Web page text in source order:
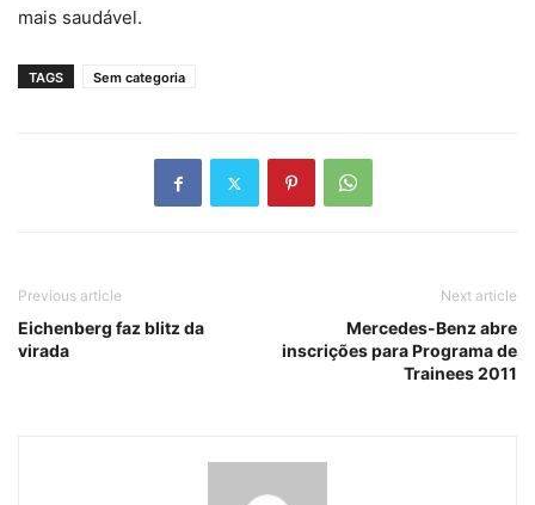
mais saudável.
TAGS Sem categoria
Previous article
Eichenberg faz blitz da
virada
Next article
Mercedes-Benz abre
inscrições para Programa de
Trainees 2011